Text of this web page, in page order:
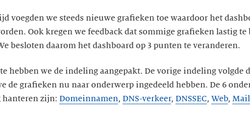
voegden we steeds nieuwe grafieken toe waardoor het
Ook kregen we feedback dat sommige grafieken lastig
besloten daarom het dashboard op 3 punten te veranderen.
hebben we de indeling aangepakt. De vorige indeling volgde
de grafieken nu naar onderwerp ingedeeld hebben. De 6
zijn: Domeinnamen, DNS-verkeer, DNSSEC, Web, Mail